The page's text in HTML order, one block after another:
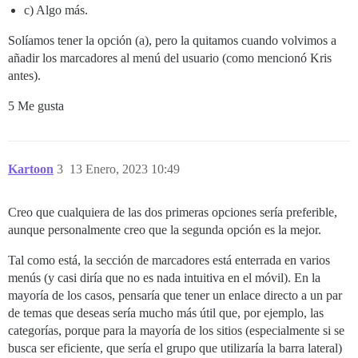
c) Algo más.
Solíamos tener la opción (a), pero la quitamos cuando volvimos a
añadir los marcadores al menú del usuario (como mencionó Kris
antes).
5 Me gusta
Kartoon 13 Enero, 2023 10:49
3
Creo que cualquiera de las dos primeras opciones sería preferible,
aunque personalmente creo que la segunda opción es la mejor.
Tal como está, la sección de marcadores está enterrada en varios
menús (y casi diría que no es nada intuitiva en el móvil). En la
mayoría de los casos, pensaría que tener un enlace directo a un par
de temas que deseas sería mucho más útil que, por ejemplo, las
categorías, porque para la mayoría de los sitios (especialmente si se
busca ser eficiente, que sería el grupo que utilizaría la barra lateral)